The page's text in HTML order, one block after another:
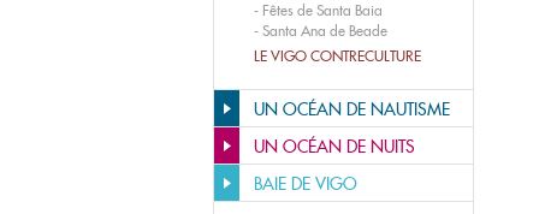
- Fêtes de Santa Baia
- Santa Ana de Beade
LE VIGO CONTRECULTURE
UN OCÉAN DE NAUTISME
UN OCÉAN DE NUITS
BAIE DE VIGO